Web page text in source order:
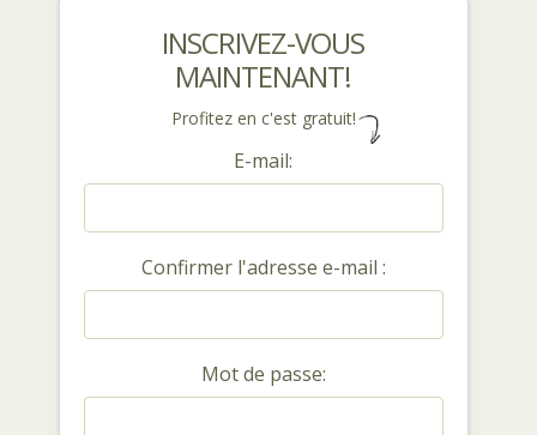
INSCRIVEZ-VOUS
MAINTENANT!
Profitez en c'est gratuit!
E-mail:
Confirmer l'adresse e-mail :
Mot de passe: